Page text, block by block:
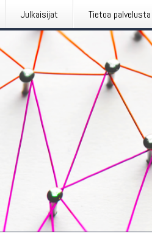
Julkaisijat Tietoa palvelusta